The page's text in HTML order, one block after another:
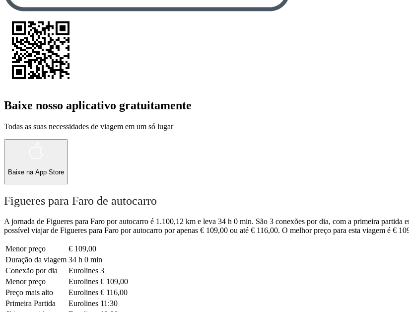
Baixe nosso aplicativo gratuitamente
Todas as suas necessidades de viagem em um só lugar
Baixe na App Store
Figueres para Faro de autocarro
A jornada de Figueres para Faro por autocarro é 1.100,12 km e leva 34 h 0 min. São 3 conexões por dia, com a primeira partida
possível viajar de Figueres para Faro por autocarro por apenas € 109,00 ou até € 116,00. O melhor preço para esta viagem é €
Menor preço
€ 109,00
Duração da viagem 34 h 0 min
Conexão por dia
Eurolines 3
Menor preço
Eurolines € 109,00
Preço mais alto
Eurolines € 116,00
Primeira Partida
Eurolines 11:30